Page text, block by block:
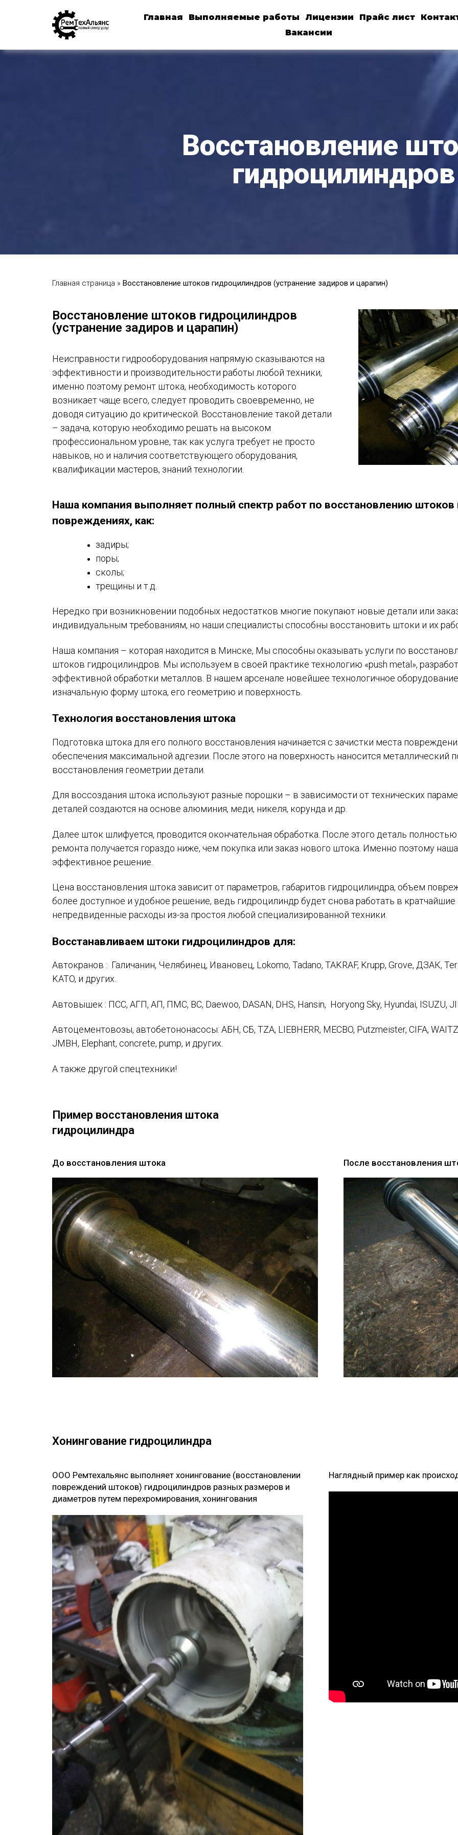
Главная Выполняемые работы Лицензии Прайс лист
Вакансии
Восстановление
гидроцилиндров
Главная страница » Восстановление штоков гидроцилиндров (устранение задиров и царапин)
Восстановление штоков гидроцилиндров
(устранение задиров и царапин)
Неисправности гидрооборудования напрямую сказываются на
эффективности и производительности работы любой техники,
именно поэтому ремонт штока, необходимость которого
возникает чаще всего, следует проводить своевременно, не
доводя ситуацию до критической. Восстановление такой детали
– задача, которую необходимо решать на высоком
профессиональном уровне, так как услуга требует не просто
навыков, но и наличия соответствующего оборудования,
квалификации мастеров, знаний технологии.
Наша компания выполняет полный спектр работ по восстановлению штоков
повреждениях, как:
задиры;
поры;
сколы;
трещины и т.д.
Нередко при возникновении подобных недостатков многие покупают новые детали или
индивидуальным требованиям, но наши специалисты способны восстановить штоки и их
Наша компания – которая находится в Минске, Мы способны оказывать услуги по
штоков гидроцилиндров. Мы используем в своей практике технологию «push metal»,
эффективной обработки металлов. В нашем арсенале новейшее технологичное
изначальную форму штока, его геометрию и поверхность.
Технология восстановления штока
Подготовка штока для его полного восстановления начинается с зачистки места
обеспечения максимальной адгезии. После этого на поверхность наносится
восстановления геометрии детали.
Для воссоздания штока используют разные порошки – в зависимости от технических
деталей создаются на основе алюминия, меди, никеля, корунда и др.
Далее шток шлифуется, проводится окончательная обработка. После этого деталь
ремонта получается гораздо ниже, чем покупка или заказ нового штока. Именно поэтому
эффективное решение.
Цена восстановления штока зависит от параметров, габаритов гидроцилиндра, объем
более доступное и удобное решение, ведь гидроцилиндр будет снова работать в
непредвиденные расходы из-за простоя любой специализированной техники.
Восстанавливаем штоки гидроцилиндров для:
Автокранов : Галичанин, Челябинец, Ивановец, Lokomo, Tadano, TAKRAF, Krupp, Grove, ДЗАК,
KATO, и других.
Автовышек : ПСС, АГП, АП, ПМС, ВС, Daewoo, DASAN, DHS, Hansin, Horyong Sky, Hyundai, ISUZU,
Автоцементовозы, автобетононасосы: АБН, СБ, TZA, LIEBHERR, MECBO, Putzmeister, CIFA,
JMBH, Elephant, concrete, pump, и других.
А также другой спецтехники!
Пример восстановления штока
гидроцилиндра
До восстановления штока После восстановления
Хонингование гидроцилиндра
ООО Ремтехальянс выполняет хонингование (восстановлении
повреждений штоков) гидроцилиндров разных размеров и
диаметров путем перехромирования, хонингования
Наглядный пример как